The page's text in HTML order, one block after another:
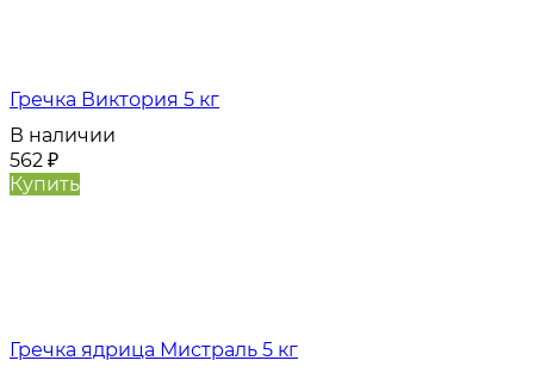
Гречка Виктория 5 кг
В наличии
562 ₽
Купить
Гречка ядрица Мистраль 5 кг